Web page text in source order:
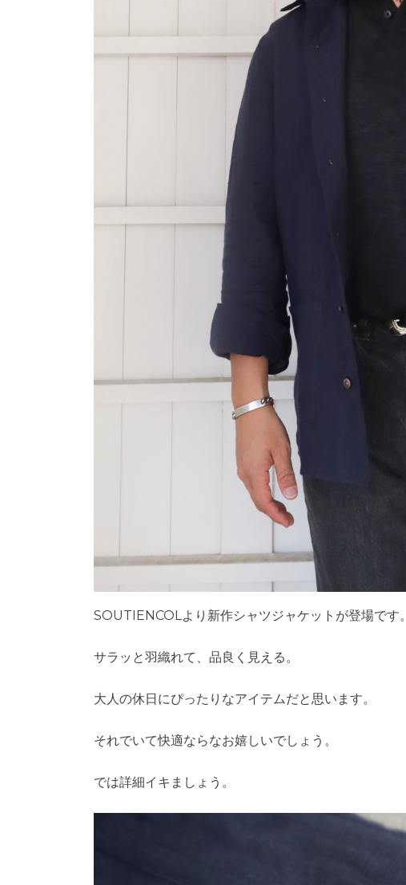
SOUTIENCOLより新作シャツジャケットが登場です。
サラッと羽織れて、品良く見える。
大人の休日にぴったりなアイテムだと思います。
それでいて快適ならなお嬉しいでしょう。
では詳細イキましょう。